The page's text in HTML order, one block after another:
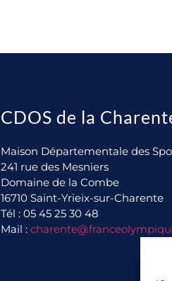
CDOS de la
Maison Départementale des
241 rue des Mesniers
Domaine de la Combe
16710 Saint-Yrieix-sur-Charente
Tél : 05 45 25 30 48
Mail :